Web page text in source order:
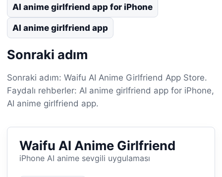
AI anime girlfriend app for iPhone
AI anime girlfriend app
Sonraki adım
Sonraki adım: Waifu AI Anime Girlfriend App Store.
Faydalı rehberler: AI anime girlfriend app for iPhone,
AI anime girlfriend app.
Waifu AI Anime Girlfriend
iPhone AI anime sevgili uygulaması